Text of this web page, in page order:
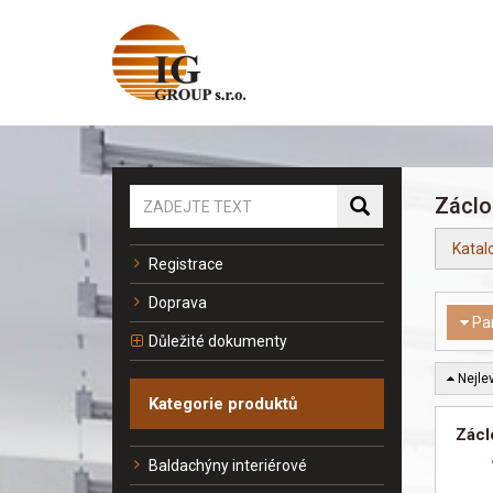
Registrace
Doprava
Důležité dokumenty
Kategorie produktů
Baldachýny interiérové